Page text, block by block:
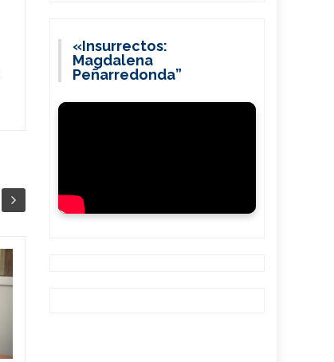
«Insurrectos:
Magdalena
Peñarredonda”